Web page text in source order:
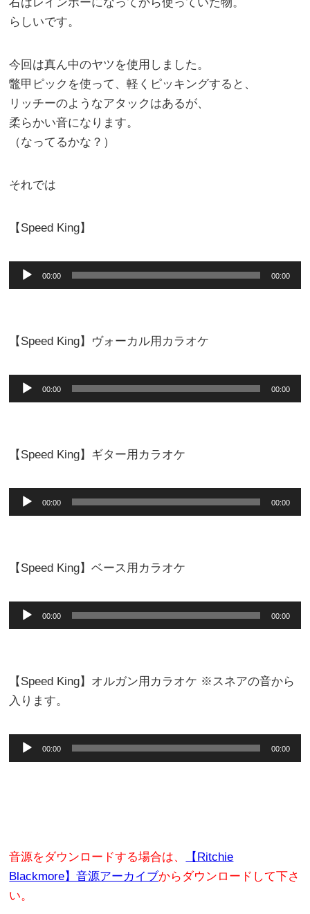
らしいです。
今回は真ん中のヤツを使用しました。
鼈甲ピックを使って、軽くピッキングすると、
リッチーのようなアタックはあるが、
柔らかい音になります。
（なってるかな？）
それでは
【Speed King】
声
ー
00:00 00:00
【Speed King】ヴォーカル用カラオケ
声
ー
00:00 00:00
【Speed King】ギター用カラオケ
声
ー
00:00 00:00
【Speed King】ベース用カラオケ
声
ー
ヤ
00:00 00:00
【Speed King】オルガン用カラオケ ※スネアの音から
入ります。
声
ー
00:00 00:00
音源をダウンロードする場合は、
【Ritchie
Blackmore】音源アーカイブからダウンロードして下さ
い。